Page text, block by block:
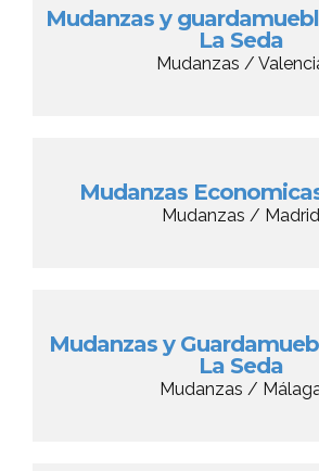
Mudanzas y
La Seda
Mudanzas /
Mudanzas
Mudanzas / Madrid
Mudanzas y
La Seda
Mudanzas /